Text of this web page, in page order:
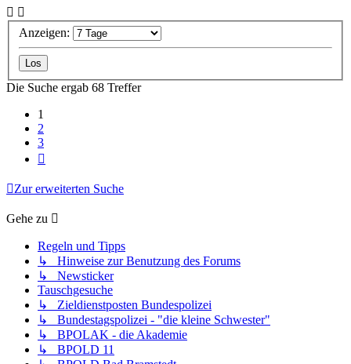
Anzeigen:
Die Suche ergab 68 Treffer
1
2
3
Zur erweiterten Suche
Gehe zu
Regeln und Tipps
↳ Hinweise zur Benutzung des Forums
↳ Newsticker
Tauschgesuche
↳ Zieldienstposten Bundespolizei
↳ Bundestagspolizei - "die kleine Schwester"
↳ BPOLAK - die Akademie
↳ BPOLD 11